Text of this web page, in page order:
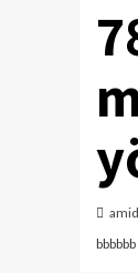
bbbbbb